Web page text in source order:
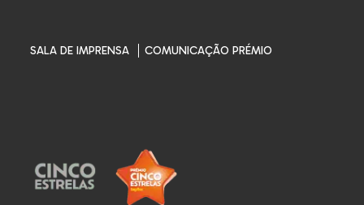
SALA DE IMPRENSA COMUNICAÇÃO PRÉMIO